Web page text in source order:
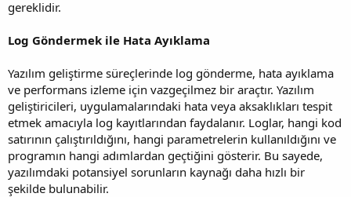
gereklidir.
Log Göndermek ile Hata Ayıklama
Yazılım geliştirme süreçlerinde log gönderme, hata ayıklama
ve performans izleme için vazgeçilmez bir araçtır. Yazılım
geliştiricileri, uygulamalarındaki hata veya aksaklıkları tespit
etmek amacıyla log kayıtlarından faydalanır. Loglar, hangi kod
satırının çalıştırıldığını, hangi parametrelerin kullanıldığını ve
programın hangi adımlardan geçtiğini gösterir. Bu sayede,
yazılımdaki potansiyel sorunların kaynağı daha hızlı bir
şekilde bulunabilir.